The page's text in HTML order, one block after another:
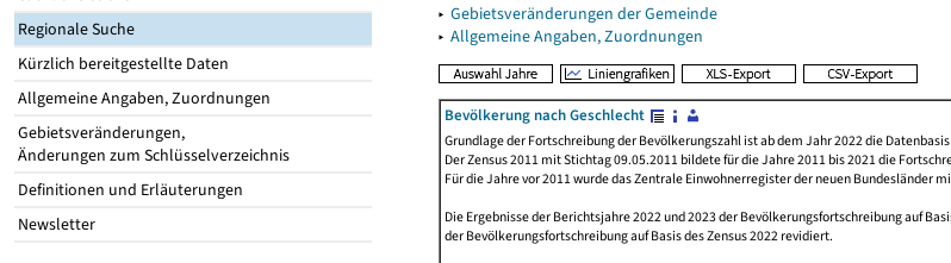
Regionale Suche
Kürzlich bereitgestellte Daten
Allgemeine Angaben, Zuordnungen
Gebietsveränderungen,
Änderungen zum Schlüsselverzeichnis
Definitionen und Erläuterungen
Newsletter
▸ Gebietsveränderungen der Gemeinde
▸ Allgemeine Angaben, Zuordnungen
Bevölkerung nach Geschlecht
Grundlage der Fortschreibung der Bevölkerungszahl ist ab dem Jahr 2022 die
Der Zensus 2011 mit Stichtag 09.05.2011 bildete für die Jahre 2011 bis 2021 die
Für die Jahre vor 2011 wurde das Zentrale Einwohnerregister der neuen Bundesländer
Die Ergebnisse der Berichtsjahre 2022 und 2023 der Bevölkerungsfortschreibung auf
der Bevölkerungsfortschreibung auf Basis des Zensus 2022 revidiert.